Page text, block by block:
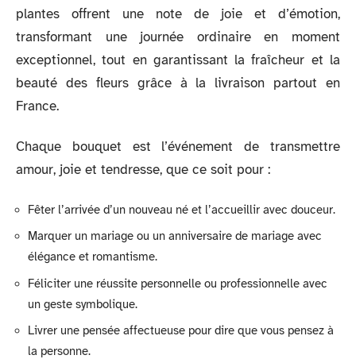
plantes offrent une note de joie et d’émotion,
transformant une journée ordinaire en moment
exceptionnel, tout en garantissant la fraîcheur et la
beauté des fleurs grâce à la livraison partout en
France.
Chaque bouquet est l’événement de transmettre
amour, joie et tendresse, que ce soit pour :
Fêter l’arrivée d’un nouveau né et l’accueillir avec douceur.
Marquer un mariage ou un anniversaire de mariage avec
élégance et romantisme.
Féliciter une réussite personnelle ou professionnelle avec
un geste symbolique.
Livrer une pensée affectueuse pour dire que vous pensez à
la personne.